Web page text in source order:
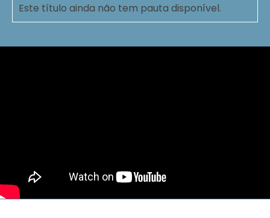
Este título ainda não tem pauta disponível.